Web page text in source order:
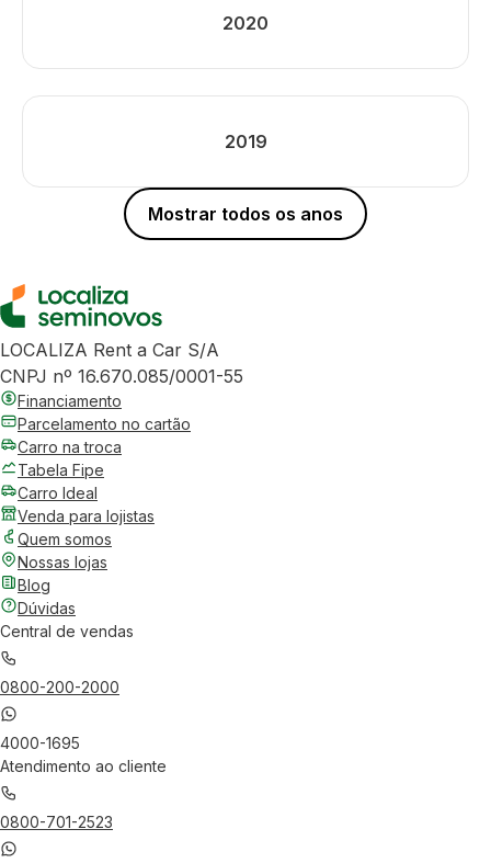
2020
2019
Mostrar todos os anos
LOCALIZA Rent a Car S/A
CNPJ nº 16.670.085/0001-55
Financiamento
Parcelamento no cartão
Carro na troca
Tabela Fipe
Carro Ideal
Venda para lojistas
Quem somos
Nossas lojas
Blog
Dúvidas
Central de vendas
0800-200-2000
4000-1695
Atendimento ao cliente
0800-701-2523